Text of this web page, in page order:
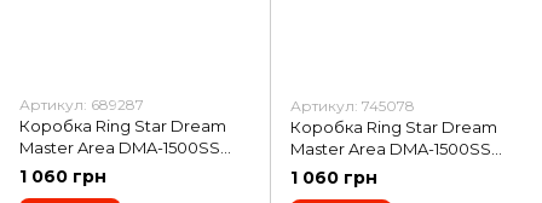
Артикул: 689287
Коробка Ring Star Dream
Master Area DMA-1500SS
198x149x20mm Black
(689287)
1 060 грн
Артикул: 745078
Коробка Ring Star Dream
Master Area DMA-1500SS
198x149x20mm Olive (745078)
1 060 грн